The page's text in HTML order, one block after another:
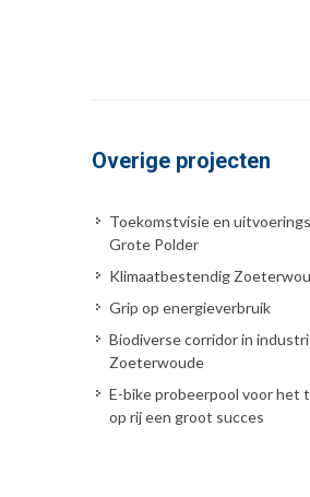
Overige projecten
Toekomstvisie en
Grote Polder
Klimaatbestendig
Grip op energieverbruik
Biodiverse corridor in
Zoeterwoude
E-bike probeerpool voor het
op rij een groot succes